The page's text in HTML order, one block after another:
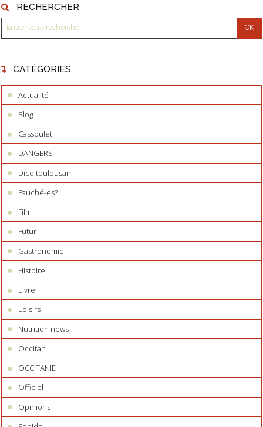
RECHERCHER
CATÉGORIES
Actualité
Blog
Cassoulet
DANGERS
Dico toulousain
Fauché-es?
Film
Futur
Gastronomie
Histoire
Livre
Loisirs
Nutrition news
Occitan
OCCITANIE
Officiel
Opinions